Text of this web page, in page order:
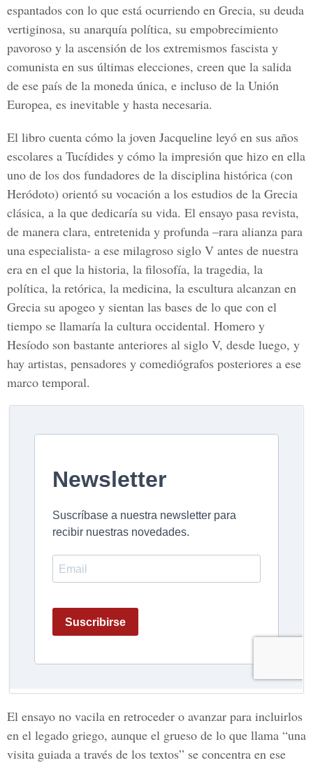
espantados con lo que está ocurriendo en Grecia, su deuda
vertiginosa, su anarquía política, su empobrecimiento
pavoroso y la ascensión de los extremismos fascista y
comunista en sus últimas elecciones, creen que la salida
de ese país de la moneda única, e incluso de la Unión
Europea, es inevitable y hasta necesaria.
El libro cuenta cómo la joven Jacqueline leyó en sus años
escolares a Tucídides y cómo la impresión que hizo en ella
uno de los dos fundadores de la disciplina histórica (con
Heródoto) orientó su vocación a los estudios de la Grecia
clásica, a la que dedicaría su vida. El ensayo pasa revista,
de manera clara, entretenida y profunda –rara alianza para
una especialista- a ese milagroso siglo V antes de nuestra
era en el que la historia, la filosofía, la tragedia, la
política, la retórica, la medicina, la escultura alcanzan en
Grecia su apogeo y sientan las bases de lo que con el
tiempo se llamaría la cultura occidental. Homero y
Hesíodo son bastante anteriores al siglo V, desde luego, y
hay artistas, pensadores y comediógrafos posteriores a ese
marco temporal.
El ensayo no vacila en retroceder o avanzar para incluirlos
en el legado griego, aunque el grueso de lo que llama “una
visita guiada a través de los textos” se concentra en ese